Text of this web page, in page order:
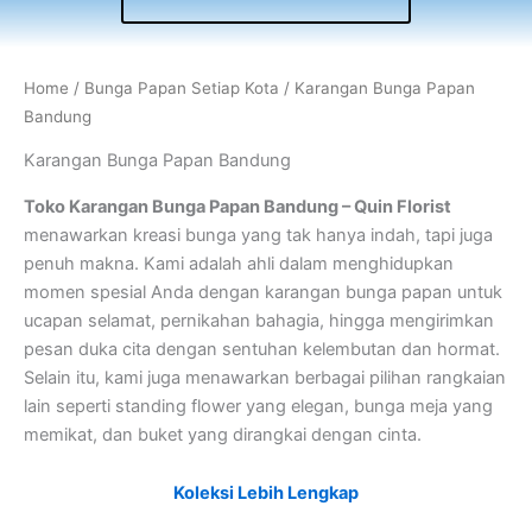
Home / Bunga Papan Setiap Kota / Karangan Bunga Papan
Bandung
Karangan Bunga Papan Bandung
Toko Karangan Bunga Papan Bandung – Quin Florist
menawarkan kreasi bunga yang tak hanya indah, tapi juga
penuh makna. Kami adalah ahli dalam menghidupkan
momen spesial Anda dengan karangan bunga papan untuk
ucapan selamat, pernikahan bahagia, hingga mengirimkan
pesan duka cita dengan sentuhan kelembutan dan hormat.
Selain itu, kami juga menawarkan berbagai pilihan rangkaian
lain seperti standing flower yang elegan, bunga meja yang
memikat, dan buket yang dirangkai dengan cinta.
Koleksi Lebih Lengkap